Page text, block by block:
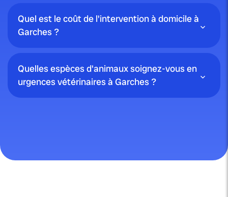
Quel est le coût de l'intervention à domicile à
Garches ?
Quelles espèces d'animaux soignez-vous en
urgences vétérinaires à Garches ?